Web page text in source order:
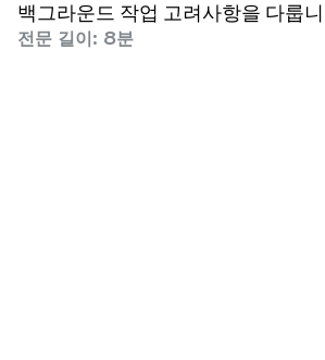
백그라운드 작업 고려사항을 다룹
전문 길이: 8분